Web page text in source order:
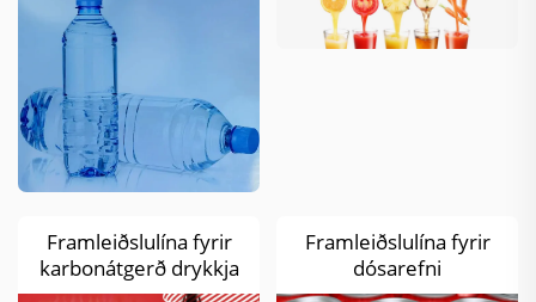
Framleiðslulína fyrir
karbonátgerð drykkja
Framleiðslulína fyrir
dósarefni